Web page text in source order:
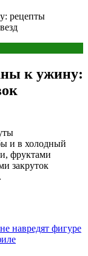
рецепты
к ужину:
и в холодный
фруктами
закруток
навредят фигуре